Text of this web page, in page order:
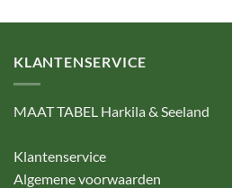
KLANTENSERVICE
MAAT TABEL Harkila & Seeland
Klantenservice
Algemene voorwaarden